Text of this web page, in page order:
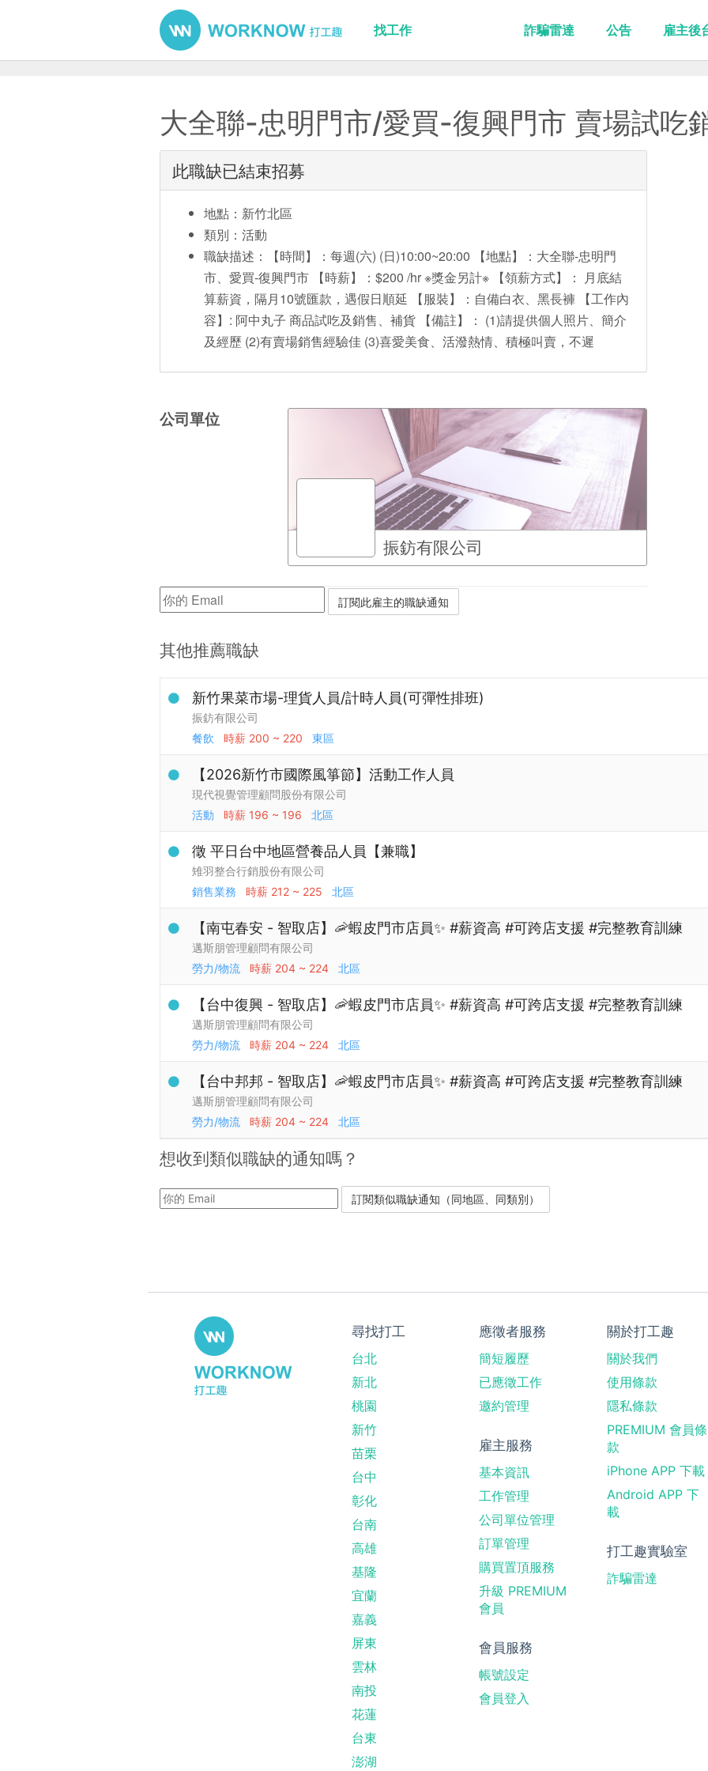
找工作 詐騙雷達 公告 雇主後
大全聯-忠明門市/愛買-復興門市 賣場試吃
此職缺已結束招募
地點：新竹北區
類別：活動
職缺描述：【時間】：每週(六) (日)10:00~20:00 【地點】：大全聯-忠明門
市、愛買-復興門市 【時薪】：$200 /hr ※獎金另計※ 【領薪方式】： 月底結
算薪資，隔月10號匯款，遇假日順延 【服裝】：自備白衣、黑長褲 【工作內
容】: 阿中丸子 商品試吃及銷售、補貨 【備註】： (1)請提供個人照片、簡介
及經歷 (2)有賣場銷售經驗佳 (3)喜愛美食、活潑熱情、積極叫賣，不遲
公司單位
振鈁有限公司
其他推薦職缺
新竹果菜市場-理貨人員/計時人員(可彈性排班)
振鈁有限公司
餐飲
時薪 200 ~ 220 東區
【2026新竹市國際風箏節】活動工作人員
現代視覺管理顧問股份有限公司
活動
時薪 196 ~ 196 北區
徵 平日台中地區營養品人員【兼職】
雉羽整合行銷股份有限公司
銷售業務
時薪 212 ~ 225 北區
【南屯春安 - 智取店】🦐蝦皮門市店員✨ #薪資高 #可跨店支援 #完整教育訓練
邁斯朋管理顧問有限公司
勞力/物流
時薪 204 ~ 224 北區
【台中復興 - 智取店】🦐蝦皮門市店員✨ #薪資高 #可跨店支援 #完整教育訓練
邁斯朋管理顧問有限公司
勞力/物流
時薪 204 ~ 224 北區
【台中邦邦 - 智取店】🦐蝦皮門市店員✨ #薪資高 #可跨店支援 #完整教育訓練
邁斯朋管理顧問有限公司
勞力/物流
時薪 204 ~ 224 北區
想收到類似職缺的通知嗎？
尋找打工
台北
新北
桃園
新竹
苗栗
台中
彰化
台南
高雄
基隆
宜蘭
嘉義
屏東
雲林
南投
花蓮
台東
澎湖
應徵者服務
簡短履歷
已應徵工作
邀約管理
雇主服務
基本資訊
工作管理
公司單位管理
訂單管理
購買置頂服務
升級 PREMIUM
會員
會員服務
帳號設定
會員登入
關於打工趣
關於我們
使用條款
隱私條款
PREMIUM 會員條
款
iPhone APP 下載
Android APP 下
載
打工趣實驗室
詐騙雷達